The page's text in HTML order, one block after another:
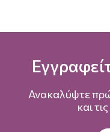
Ανακαλύψτε
και